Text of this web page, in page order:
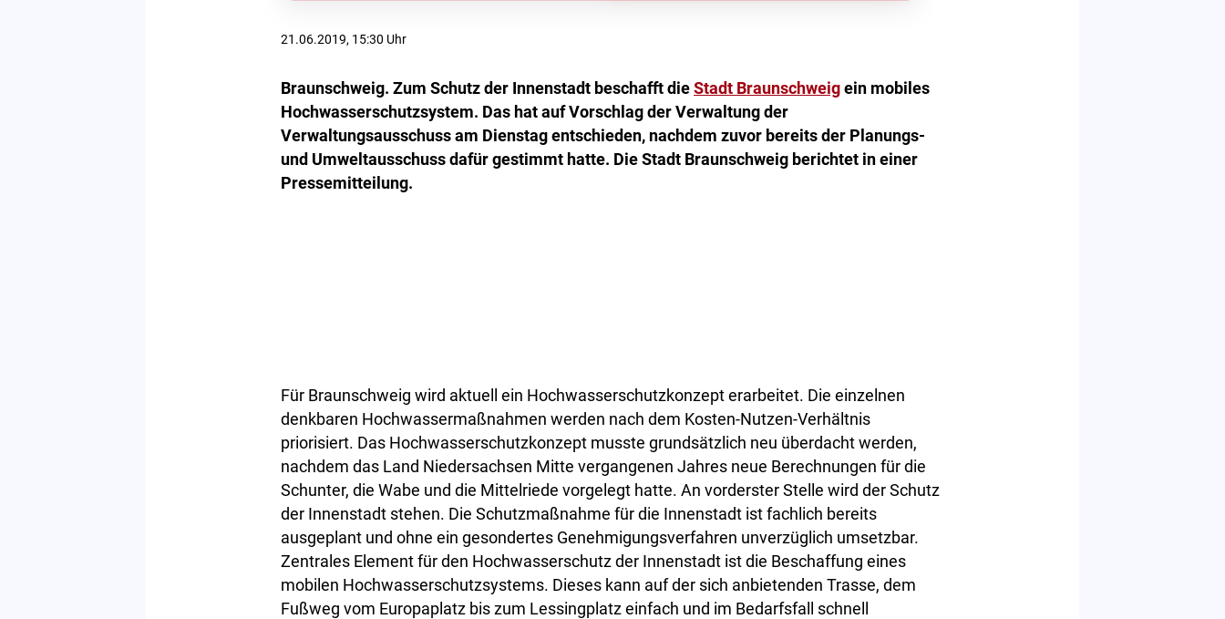
21.06.2019, 15:30 Uhr
Braunschweig. Zum Schutz der Innenstadt beschafft die Stadt Braunschweig ein mobiles
Hochwasserschutzsystem. Das hat auf Vorschlag der Verwaltung der
Verwaltungsausschuss am Dienstag entschieden, nachdem zuvor bereits der Planungs-
und Umweltausschuss dafür gestimmt hatte. Die Stadt Braunschweig berichtet in einer
Pressemitteilung.
Für Braunschweig wird aktuell ein Hochwasserschutzkonzept erarbeitet. Die einzelnen
denkbaren Hochwassermaßnahmen werden nach dem Kosten-Nutzen-Verhältnis
priorisiert. Das Hochwasserschutzkonzept musste grundsätzlich neu überdacht werden,
nachdem das Land Niedersachsen Mitte vergangenen Jahres neue Berechnungen für die
Schunter, die Wabe und die Mittelriede vorgelegt hatte. An vorderster Stelle wird der Schutz
der Innenstadt stehen. Die Schutzmaßnahme für die Innenstadt ist fachlich bereits
ausgeplant und ohne ein gesondertes Genehmigungsverfahren unverzüglich umsetzbar.
Zentrales Element für den Hochwasserschutz der Innenstadt ist die Beschaffung eines
mobilen Hochwasserschutzsystems. Dieses kann auf der sich anbietenden Trasse, dem
Fußweg vom Europaplatz bis zum Lessingplatz einfach und im Bedarfsfall schnell